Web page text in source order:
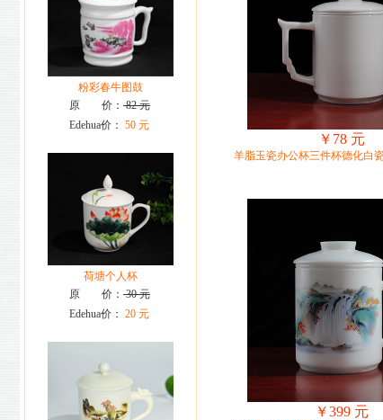
粉彩春牛图鼓
原 价： 82 元
Edehua价： 50 元
荷塘个人杯
原 价： 30 元
Edehua价： 20 元
￥78 元
羊脂玉瓷办公杯三件杯德化白
￥399 元